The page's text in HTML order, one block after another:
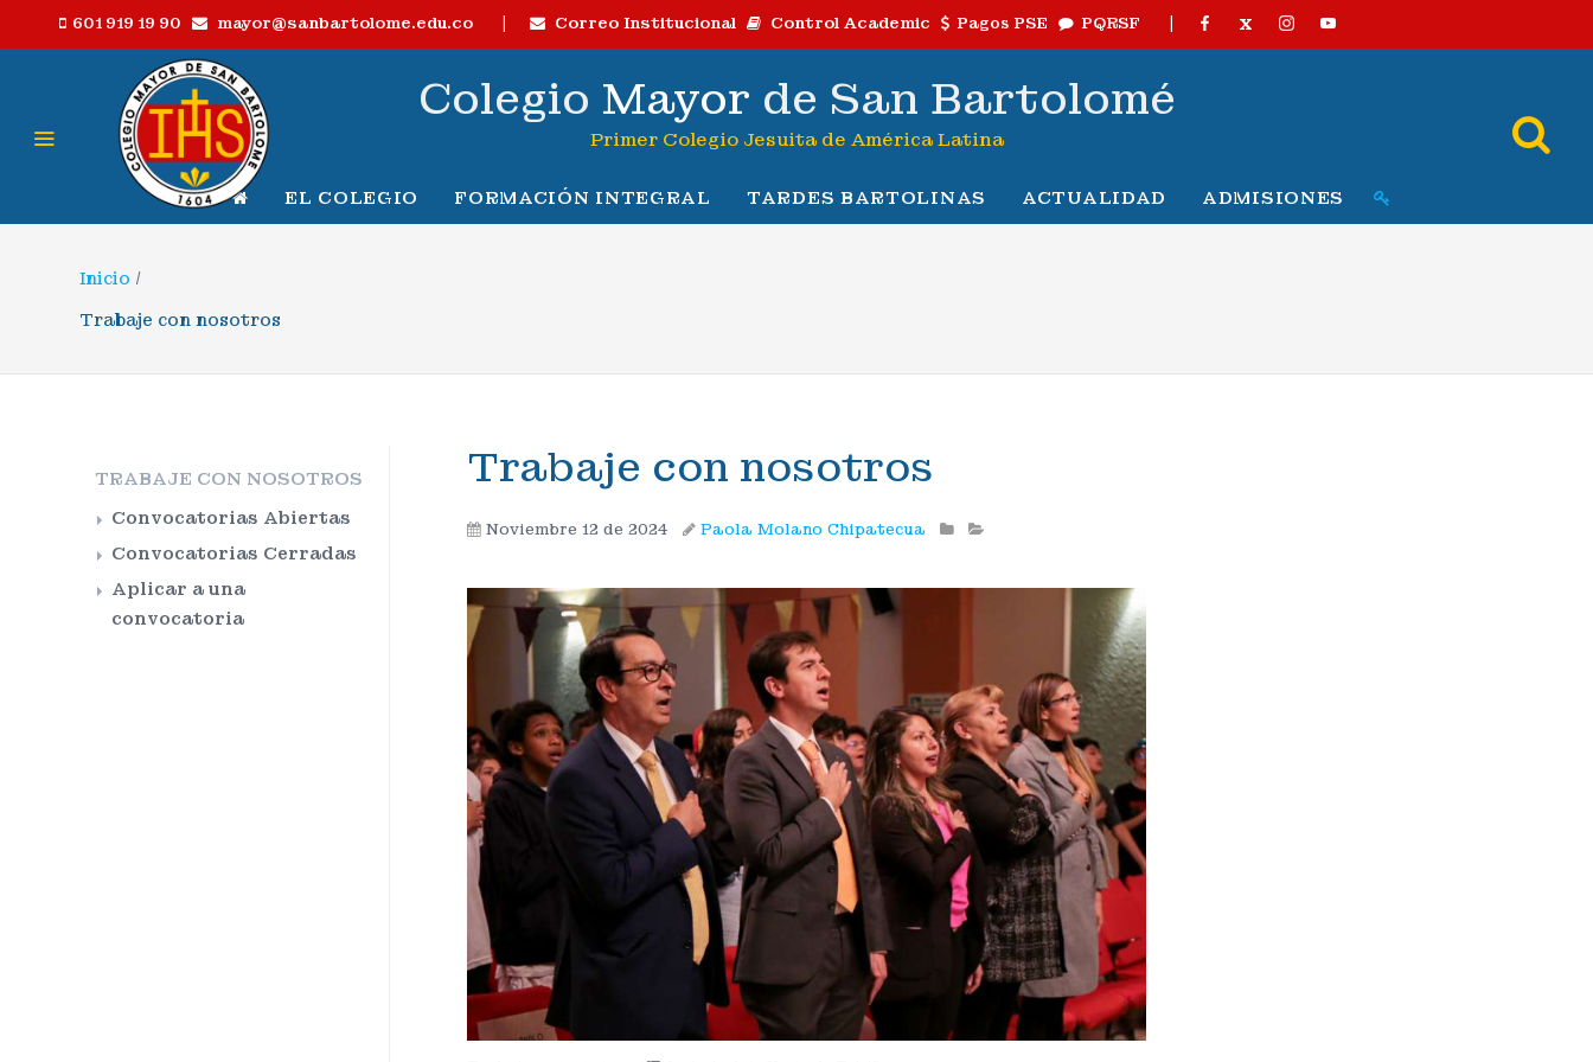
601 919 19 90 mayor@sanbartolome.edu.co | Correo Institucional Control Academic Pagos PSE PQRSF | X
Colegio Mayor de San Bartolomé
Primer Colegio Jesuita de América Latina
EL COLEGIO FORMACIÓN INTEGRAL TARDES BARTOLINAS ACTUALIDAD ADMISIONES
Inicio /
Trabaje con nosotros
TRABAJE CON NOSOTROS
Convocatorias Abiertas
Convocatorias Cerradas
Aplicar a una
convocatoria
Trabaje con nosotros
Noviembre 12 de 2024 Paola Molano Chipatecua